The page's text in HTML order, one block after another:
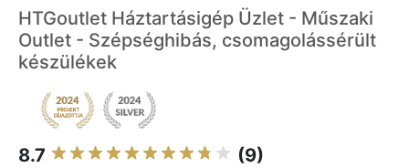
HTGoutlet Háztartásigép Üzlet - Műszaki
Outlet - Szépséghibás, csomagolássérült
készülékek
8.7 (9)